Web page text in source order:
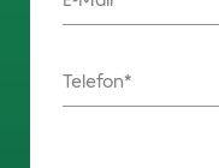
Telefon